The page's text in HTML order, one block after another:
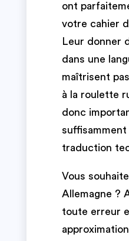
ont
votre cahier
Leur donner
dans une
maîtrisent
à la roulette
donc
traduction
Vous
Allemagne ?
toute erreur